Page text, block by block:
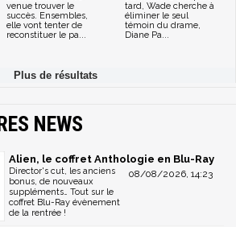
venue trouver le
succès. Ensembles,
elle vont tenter de
reconstituer le pa...
tard, Wade cherche à
éliminer le seul
témoin du drame,
Diane Pa...
NEWS
Alien, le coffret Anthologie en Blu-Ray
08/08/2026, 14:23
Director's cut, les anciens
bonus, de nouveaux
suppléments… Tout sur le
coffret Blu-Ray évènement
de la rentrée !